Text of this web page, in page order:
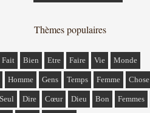
Thèmes populaires
Fait Bien Etre Faire Vie Monde
Homme Gens Temps Femme Chose
Seul Dire Cœur Dieu Bon Femmes